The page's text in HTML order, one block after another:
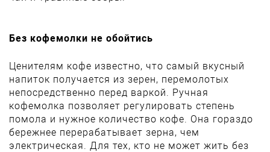
Без кофемолки не обойтись
Ценителям кофе известно, что самый вкусный
напиток получается из зерен, перемолотых
непосредственно перед варкой. Ручная
кофемолка позволяет регулировать степень
помола и нужное количество кофе. Она гораздо
бережнее перерабатывает зерна, чем
электрическая. Для тех, кто не может жить без